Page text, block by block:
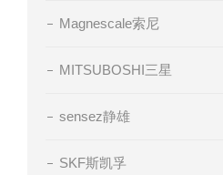
Magnescale索尼
MITSUBOSHI三星
sensez静雄
SKF斯凯孚